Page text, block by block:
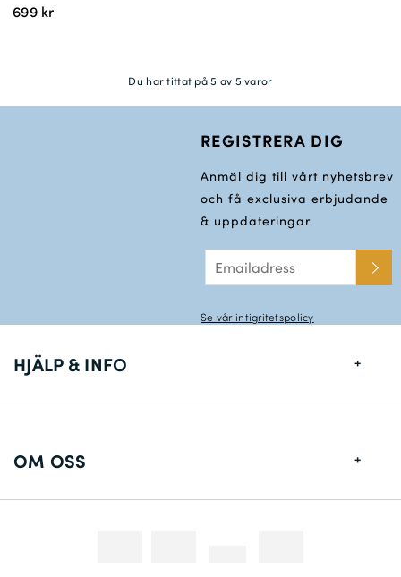
699 kr
Du har tittat på 5 av 5 varor
REGISTRERA DIG
Anmäl dig till vårt nyhetsbrev
och få exclusiva erbjudande
& uppdateringar
Se vår intigritetspolicy
HJÄLP & INFO
OM OSS